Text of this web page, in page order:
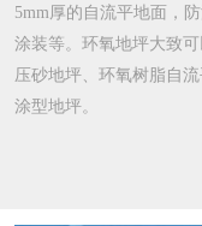
5mm厚的自流平地面，
涂装等。环氧地坪大致
压砂地坪、环氧树脂自
涂型地坪。